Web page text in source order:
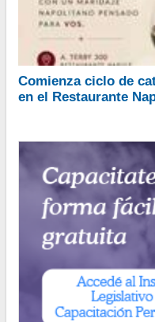
El primer encuentro se
de las 20:30 horas en José
Comienza ciclo de
en el Restaurante